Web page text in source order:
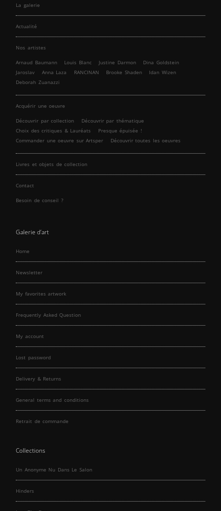
La galerie
Actualité
Nos artistes
Arnaud Baumann Louis Blanc Justine Darmon
Dina Goldstein
Jaroslav
Anna Laza RANCINAN Brooke Shaden
Idan Wizen
Deborah Zuanazzi
Acquérir une oeuvre
Découvrir par collection
Découvrir par thématique
Choix des critiques & Lauréats
Presque épuisée !
Commander une oeuvre sur Artsper
Découvrir toutes les oeuvres
Livres et objets de collection
Contact
Besoin de conseil ?
Galerie d’art
Home
Newsletter
My favorites artwork
Frequently Asked Question
My account
Lost password
Delivery & Returns
General terms and conditions
Retrait de commande
Collections
Un Anonyme Nu Dans Le Salon
Hinders